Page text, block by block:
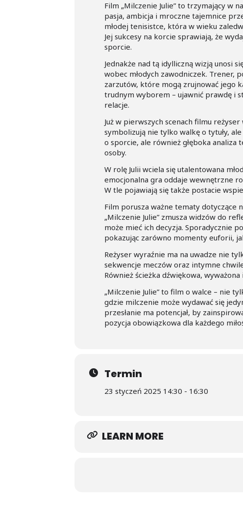
Film „Milczenie Julie” to trzymający w
pasja, ambicja i mroczne tajemnice
młodej tenisistce, która w wieku
Jej sukcesy na korcie sprawiają, że
sporcie.
Jednakże nad tą idylliczną wizją unosi
wobec młodych zawodniczek. Trener,
zarzutów, które mogą zrujnować jego
trudnym wyborem – ujawnić prawdę i
relacje.
Już w pierwszych scenach filmu
symbolizują nie tylko walkę o tytuły,
o sporcie, ale również głęboka analiza
osoby.
W rolę Julii wciela się utalentowana
emocjonalna gra oddaje wewnętrzne
W tle pojawiają się także postacie
Film porusza ważne tematy dotyczące
„Milczenie Julie” zmusza widzów do
może mieć ich decyzja. Sporadycznie
pokazując zarówno momenty euforii,
Reżyser wyraźnie ma na uwadze nie
sekwencje meczów oraz intymne
Również ścieżka dźwiękowa,
„Milczenie Julie” to film o walce – nie
gdzie milczenie może wydawać się
przesłanie ma potencjał, by
pozycja obowiązkowa dla każdego
Termin
23 styczeń 2025 14:30 - 16:30
LEARN MORE